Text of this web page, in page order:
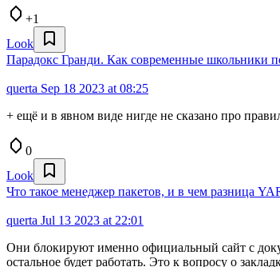
+1
Look
Парадокс Гранди. Как современные школьники
querta Sep 18 2023 at 08:25
+ ещё и в явном виде нигде не сказано про
0
Look
Что такое менеджер пакетов, и в чем разница
querta Jul 13 2023 at 22:01
Они блокируют именно официальный сайт с
остальное будет работать. Это к вопросу о